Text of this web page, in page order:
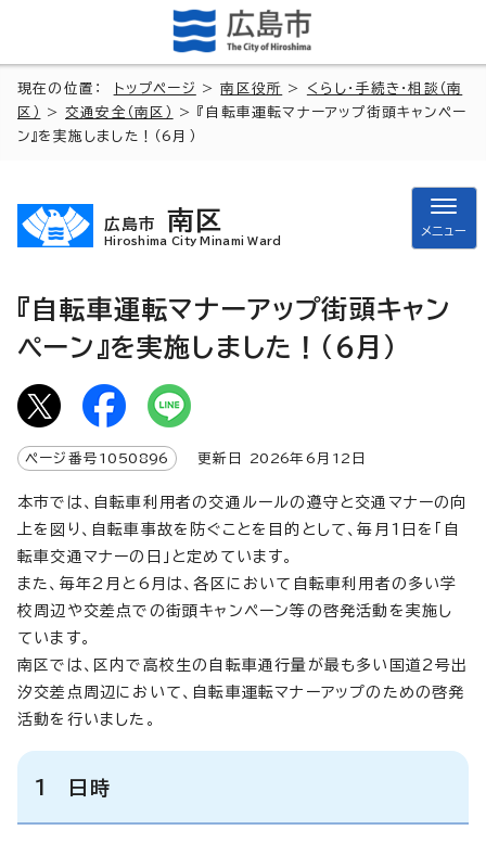
現在の位置： トップページ >南区役所 > くらし・手続き・相談（南
区）
>交通安全（南区）
> 『自転車運転マナーアップ街頭キャンペー
ン』を実施しました！（6月）
広島市 南区
Hiroshima City Minami Ward
メニュー
『自転車運転マナーアップ街頭キャン
ペーン』を実施しました！（6月）
ページ番号 1050896 更新日 2026年6月 12 日
本市では、自転車利用者の交通ルールの遵守と交通マナーの向
上を図り、自転車事故を防ぐことを目的として、毎月1日を「自
転車交通マナーの日」と定めています。
また、毎年2月と6月は、各区において自転車利用者の多い学
校周辺や交差点での街頭キャンペーン等の啓発活動を実施し
ています。
南区では、区内で高校生の自転車通行量が最も多い国道2号出
汐交差点周辺において、自転車運転マナーアップのための啓発
活動を行いました。
1 日時